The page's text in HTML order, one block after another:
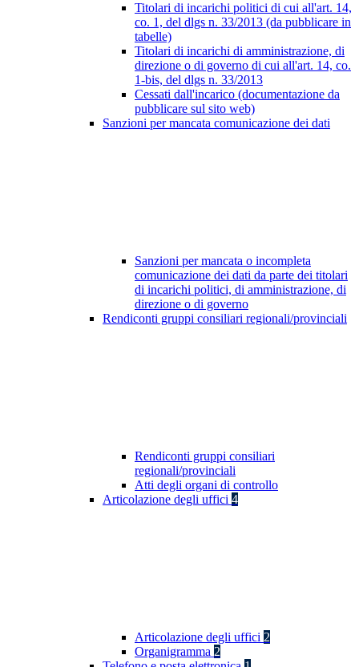
Titolari di incarichi politici di cui all'art. 14,
co. 1, del dlgs n. 33/2013 (da pubblicare in
tabelle)
Titolari di incarichi di amministrazione, di
direzione o di governo di cui all'art. 14, co.
1-bis, del dlgs n. 33/2013
Cessati dall'incarico (documentazione da
pubblicare sul sito web)
Sanzioni per mancata comunicazione dei dati
Sanzioni per mancata o incompleta
comunicazione dei dati da parte dei titolari
di incarichi politici, di amministrazione, di
direzione o di governo
Rendiconti gruppi consiliari regionali/provinciali
Rendiconti gruppi consiliari
regionali/provinciali
Atti degli organi di controllo
Articolazione degli uffici 4
Articolazione degli uffici 2
Organigramma 2